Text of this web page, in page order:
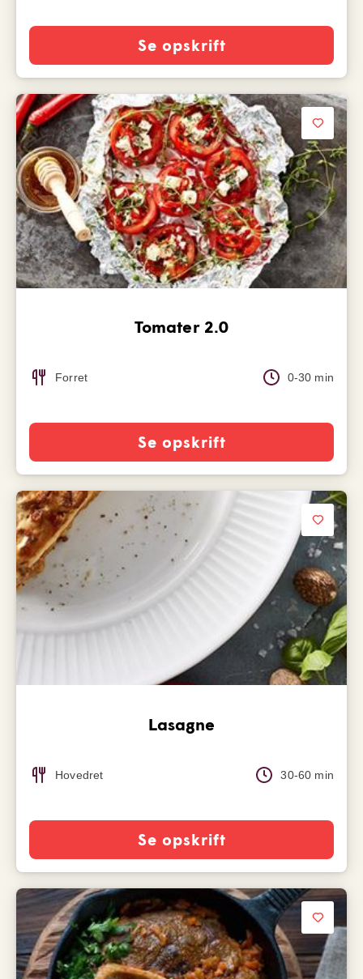
Se opskrift
Tomater 2.0
Forret 0-30 min
Se opskrift
Lasagne
Hovedret 30-60 min
Se opskrift